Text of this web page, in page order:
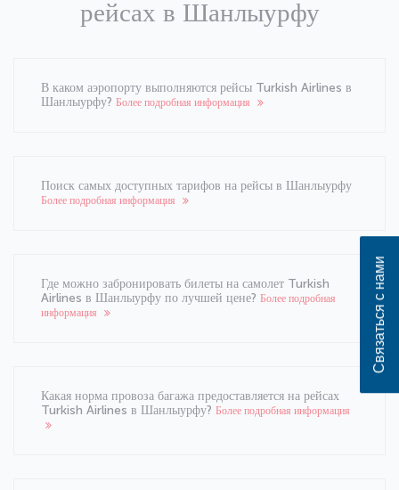
рейсах в Шанлыурфу
В каком аэропорту выполняются рейсы Turkish Airlines в
Шанлыурфу? Более подробная информация
Поиск самых доступных тарифов на рейсы в Шанлыурфу
Более подробная информация
Где можно забронировать билеты на самолет Turkish
Airlines в Шанлыурфу по лучшей цене? Более подробная
информация
Какая норма провоза багажа предоставляется на рейсах
Turkish Airlines в Шанлыурфу? Более подробная информация
Связаться с нами